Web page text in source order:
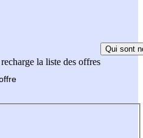
la liste des offres
Qui sont